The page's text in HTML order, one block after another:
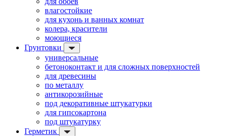
влагостойкие
для кухонь и ванных комнат
колера, красители
моющиеся
Грунтовки
универсальные
бетоноконтакт и для сложных поверхностей
для древесины
по металлу
антикорозийные
под декоративные штукатурки
для гипсокартона
под штукатурку
Герметик